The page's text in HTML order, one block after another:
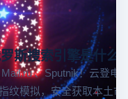
斯搜索引擎是什么
、Sputnik！云登电
纹模拟，安全获取本土市